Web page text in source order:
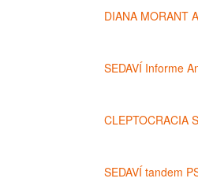
DIANA MORANT
SEDAVÍ Informe
CLEPTOCRACIA
SEDAVÍ tandem